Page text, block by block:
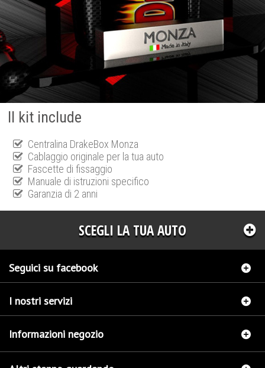
Il kit include
Centralina DrakeBox Monza
Cablaggio originale per la tua auto
Fascette di fissaggio
Manuale di istruzioni specifico
Garanzia di 2 anni
SCEGLI LA TUA AUTO
Seguici su facebook
I nostri servizi
Informazioni negozio